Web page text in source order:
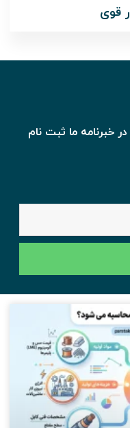
قوی
خبرنامه ما ثبت نام